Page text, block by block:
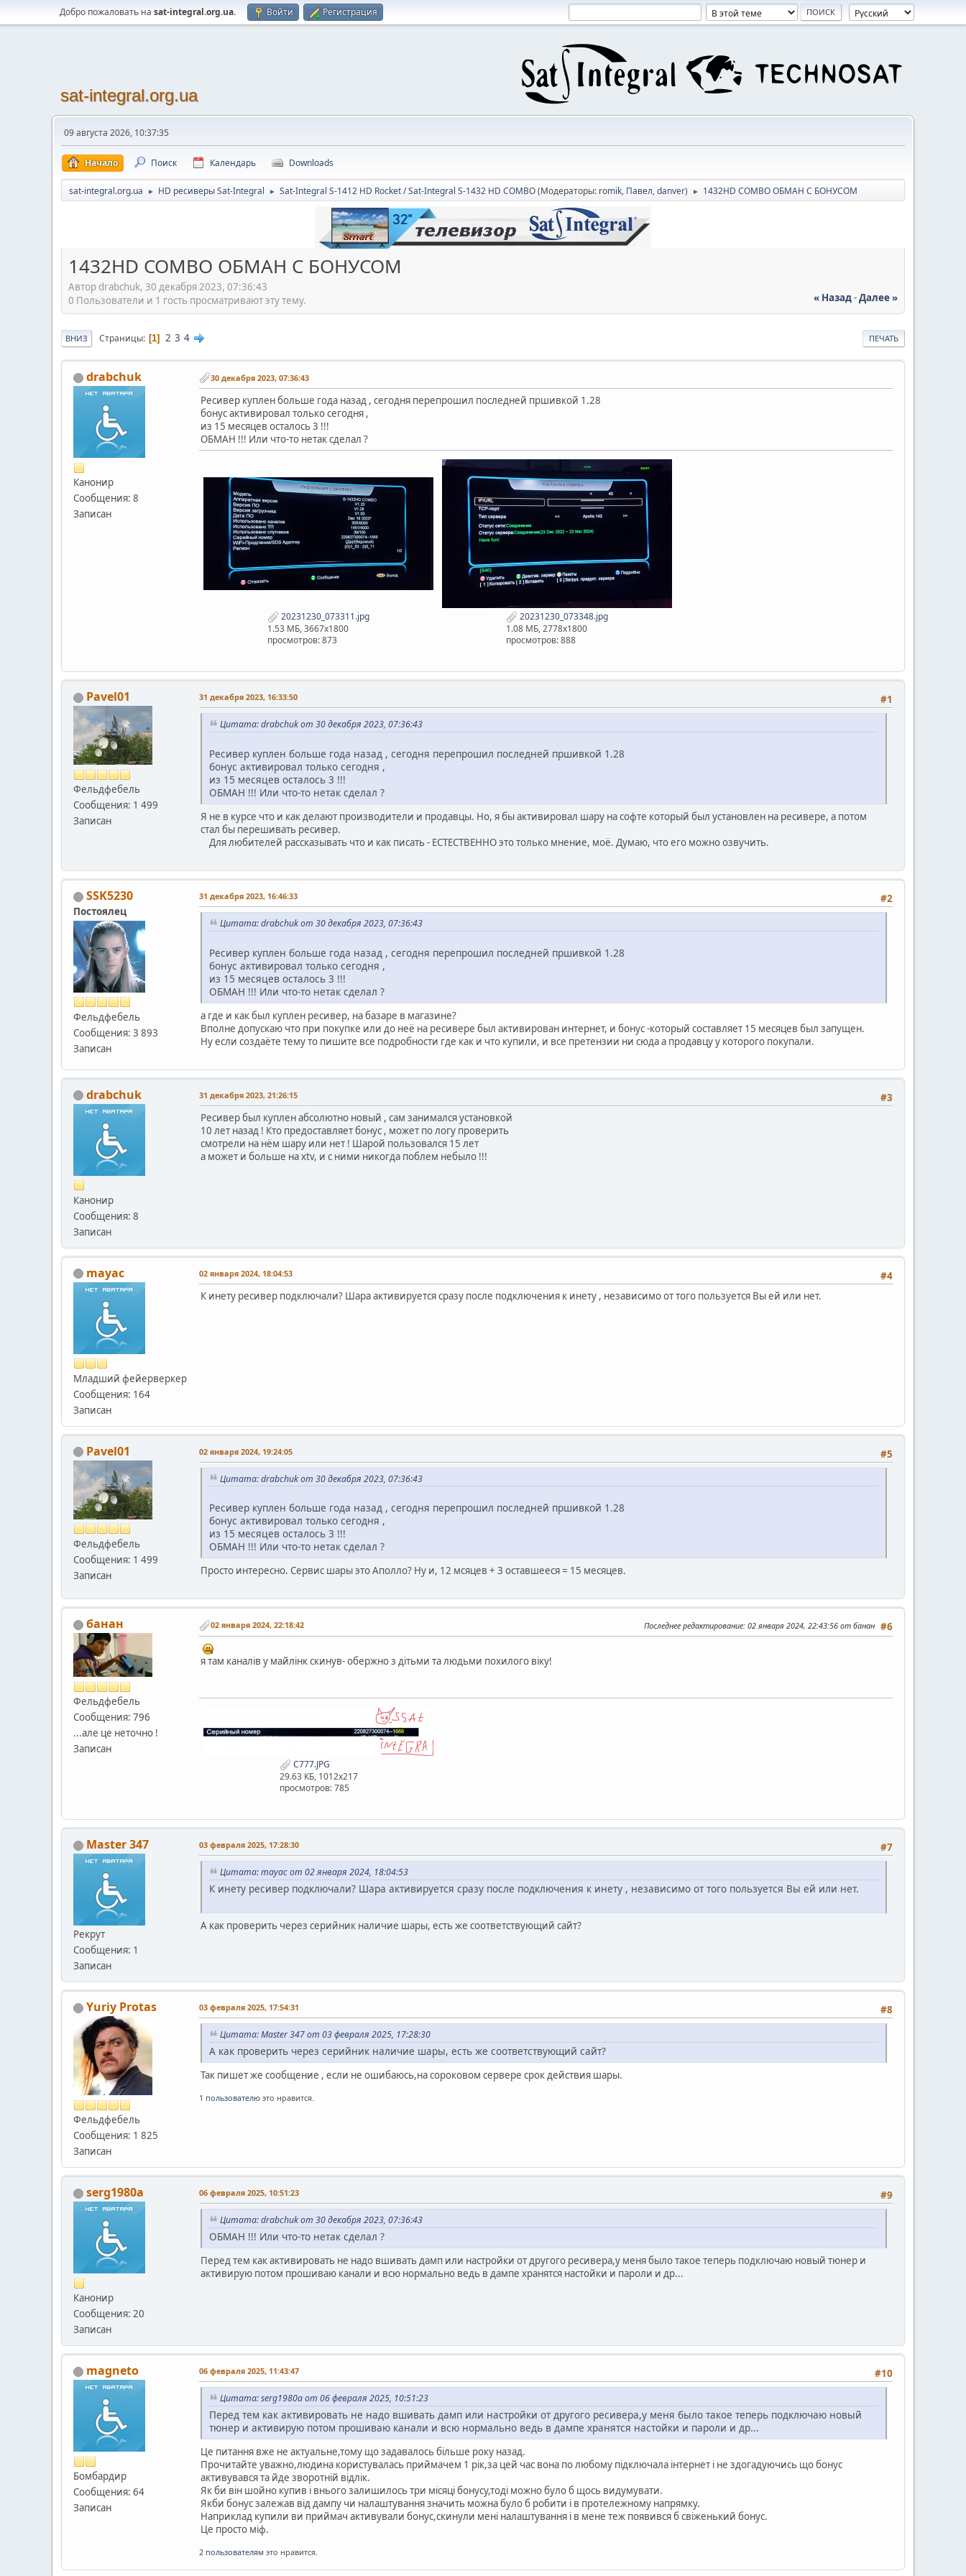
Добро пожаловать на sat-integral.org.ua. Войти Регистрация
sat-integral.org.ua
09 августа 2026, 10:37:35
Начало Поиск Календарь Downloads
sat-integral.org.ua ► HD ресиверы Sat-Integral ► Sat-Integral S-1412 HD Rocket / Sat-Integral S-1432 HD COMBO(Модераторы: romik, Павел,danver) ► 1432HD COMBO ОБМАН С БОНУСОМ
1432HD COMBO ОБМАН С БОНУСОМ
Автор drabchuk, 30 декабря 2023, 07:36:43
« Назад-Далее »
0 Пользователи и 1 гость просматривают эту тему.
ПЕЧАТЬ
ВНИЗ Страницы 1 2 3 4
drabchuk
Канонир
Сообщения: 8
Записан
30 декабря 2023, 07:36:43
Ресивер куплен больше года назад , сегодня перепрошил последней пршивкой 1.28
бонус активировал только сегодня ,
из 15 месяцев осталось 3 !!!
ОБМАН !!! Или что-то нетак сделал ?
20231230_073311.jpg
1.53 МБ, 3667x1800
просмотров: 873
20231230_073348.jpg
1.08 МБ, 2778x1800
просмотров: 888
Pavel01
Фельдфебель
Сообщения: 1 499
Записан
#1
31 декабря 2023, 16:33:50
Цитата: drabchuk от 30 декабря 2023, 07:36:43
Ресивер куплен больше года назад , сегодня перепрошил последней пршивкой 1.28
бонус активировал только сегодня ,
из 15 месяцев осталось 3 !!!
ОБМАН !!! Или что-то нетак сделал ?
Я не в курсе что и как делают производители и продавцы. Но, я бы активировал шару на софте который был установлен на ресивере, а потом
стал бы перешивать ресивер.
Для любителей рассказывать что и как писать - ЕСТЕСТВЕННО это только мнение, моё. Думаю, что его можно озвучить.
SSK5230
Постоялец
Фельдфебель
Сообщения: 3 893
Записан
#2
31 декабря 2023, 16:46:33
Цитата: drabchuk от 30 декабря 2023, 07:36:43
Ресивер куплен больше года назад , сегодня перепрошил последней пршивкой 1.28
бонус активировал только сегодня ,
из 15 месяцев осталось 3 !!!
ОБМАН !!! Или что-то нетак сделал ?
а где и как был куплен ресивер, на базаре в магазине?
Вполне допускаю что при покупке или до неё на ресивере был активирован интернет, и бонус -который составляет 15 месяцев был запущен.
Ну если создаёте тему то пишите все подробности где как и что купили, и все претензии ни сюда а продавцу у которого покупали.
drabchuk
Канонир
Сообщения: 8
Записан
#3
31 декабря 2023, 21:26:15
Ресивер был куплен абсолютно новый , сам занимался установкой
10 лет назад ! Кто предоставляет бонус , может по логу проверить
смотрели на нём шару или нет ! Шарой пользовался 15 лет
а может и больше на xtv, и с ними никогда поблем небыло !!!
mayac
Младший фейерверкер
Сообщения: 164
Записан
#4
02 января 2024, 18:04:53
К инету ресивер подключали? Шара активируется сразу после подключения к инету , независимо от того пользуется Вы ей или нет.
Pavel01
Фельдфебель
Сообщения: 1 499
Записан
#5
02 января 2024, 19:24:05
Цитата: drabchuk от 30 декабря 2023, 07:36:43
Ресивер куплен больше года назад , сегодня перепрошил последней пршивкой 1.28
бонус активировал только сегодня ,
из 15 месяцев осталось 3 !!!
ОБМАН !!! Или что-то нетак сделал ?
Просто интересно. Сервис шары это Аполло? Ну и, 12 мсяцев + 3 оставшееся = 15 месяцев.
банан
Фельдфебель
Сообщения: 796
...але це неточно !
Записан
#6
02 января 2024, 22:18:42 Последнее редактирование: 02 января 2024, 22:43:56 от банан
я там каналів у майлiнк скинув- обержно з дітьми та людьми похилого віку!
С777.JPG
29.63 КБ, 1012x217
просмотров: 785
Master 347
Рекрут
Сообщения: 1
Записан
#7
03 февраля 2025, 17:28:30
Цитата: mayac от 02 января 2024, 18:04:53
К инету ресивер подключали? Шара активируется сразу после подключения к инету , независимо от того пользуется Вы ей или нет.
А как проверить через серийник наличие шары, есть же соответствующий сайт?
Yuriy Protas
Фельдфебель
Сообщения: 1 825
Записан
#8
03 февраля 2025, 17:54:31
Цитата: Master 347 от 03 февраля 2025, 17:28:30
А как проверить через серийник наличие шары, есть же соответствующий сайт?
Так пишет же сообщение , если не ошибаюсь,на сороковом сервере срок действия шары.
1 пользователю это нравится.
serg1980a
Канонир
Сообщения: 20
Записан
#9
06 февраля 2025, 10:51:23
Цитата: drabchuk от 30 декабря 2023, 07:36:43
ОБМАН !!! Или что-то нетак сделал ?
Перед тем как активировать не надо вшивать дамп или настройки от другого ресивера,у меня было такое теперь подключаю новый тюнер и
активирую потом прошиваю канали и всю нормально ведь в дампе хранятся настойки и пароли и др...
magneto
Бомбардир
Сообщения: 64
Записан
#10
06 февраля 2025, 11:43:47
Цитата: serg1980a от 06 февраля 2025, 10:51:23
Перед тем как активировать не надо вшивать дамп или настройки от другого ресивера,у меня было такое теперь подключаю новый
тюнер и активирую потом прошиваю канали и всю нормально ведь в дампе хранятся настойки и пароли и др...
Це питання вже не актуальне,тому що задавалось більше року назад.
Прочитайте уважно,людина користувалась приймачем 1 рік,за цей час вона по любому підключала інтернет і не здогадуючись що бонус
активувався та йде зворотній відлік.
Як би він шойно купив і внього залишилось три місяці бонусу,тоді можно було б щось видумувати.
Якби бонус залежав від дампу чи налаштування значить можна було б робити і в протележному напрямку.
Наприклад купили ви приймач активували бонус,скинули мені налаштування і в мене теж появився б свіженький бонус.
Це просто міф.
2 пользователям это нравится.